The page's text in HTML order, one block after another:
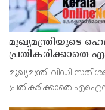
മുഖ്യമന്ത്രിയുടെ
പ്രതികരിക്കാതെ
കെ സി
മുഖ്യമന്ത്രി വിഡി
പ്രതികരിക്കാതെ